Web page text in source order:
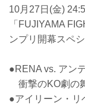
10月27日(金)
「FUJIYAMA
ンプリ開幕スペ
●RENA vs. アン
衝撃のKO劇の
●アイリーン・リ